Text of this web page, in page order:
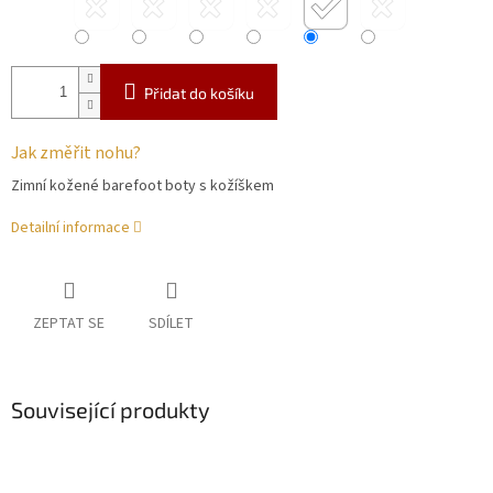
Přidat do košíku
Jak změřit nohu?
Zimní kožené barefoot boty s kožíškem
Detailní informace
ZEPTAT SE SDÍLET
Související produkty